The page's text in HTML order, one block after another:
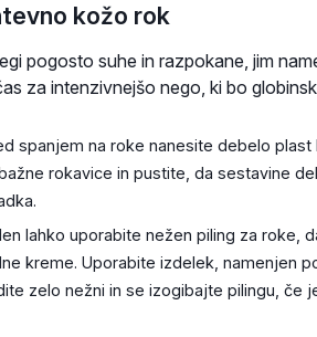
kožo rok
pogosto suhe in razpokane, jim
za intenzivnejšo nego, ki bo
spanjem na roke nanesite debelo
rokavice in pustite, da sestavine
lahko uporabite nežen piling za roke,
kreme. Uporabite izdelek, namenjen
zelo nežni in se izogibajte pilingu, če